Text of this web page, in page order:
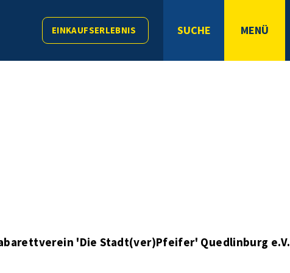
EINKAUFSERLEBNIS SUCHE MENÜ
'Die Stadt(ver)Pfeifer' Quedlinburg e.V.